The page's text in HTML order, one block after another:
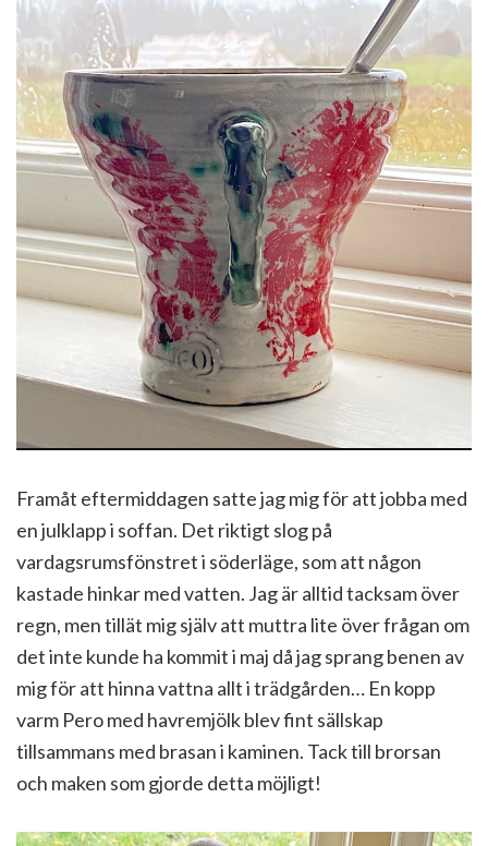
Framåt eftermiddagen satte jag mig för att jobba med
en julklapp i soffan. Det riktigt slog på
vardagsrumsfönstret i söderläge, som att någon
kastade hinkar med vatten. Jag är alltid tacksam över
regn, men tillät mig själv att muttra lite över frågan om
det inte kunde ha kommit i maj då jag sprang benen av
mig för att hinna vattna allt i trädgården… En kopp
varm Pero med havremjölk blev fint sällskap
tillsammans med brasan i kaminen. Tack till brorsan
och maken som gjorde detta möjligt!